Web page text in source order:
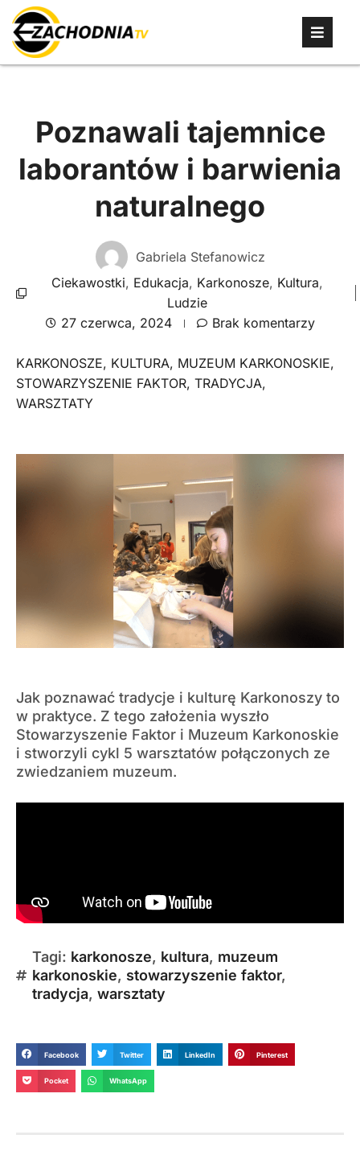
Poznawali tajemnice
laborantów i barwienia
naturalnego
Gabriela Stefanowicz
Ciekawostki, Edukacja, Karkonosze, Kultura,
Ludzie
27 czerwca, 2024
Brak komentarzy
KARKONOSZE, KULTURA, MUZEUM KARKONOSKIE,
STOWARZYSZENIE FAKTOR, TRADYCJA,
WARSZTATY
Jak poznawać tradycje i kulturę Karkonoszy to
w praktyce. Z tego założenia wyszło
Stowarzyszenie Faktor i Muzeum Karkonoskie
i stworzyli cykl 5 warsztatów połączonych ze
zwiedzaniem muzeum.
Tagi: karkonosze, kultura, muzeum
karkonoskie, stowarzyszenie faktor,
tradycja, warsztaty
Facebook Twitter LinkedIn Pinterest
Pocket WhatsApp